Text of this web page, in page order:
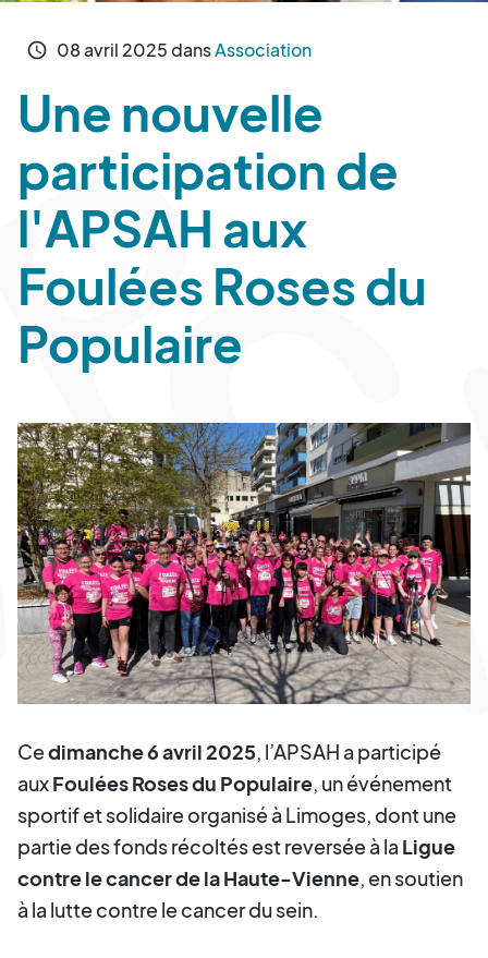
schedule 08avril 2025dansAssociation
Une nouvelle
participation de
l'APSAH aux
Foulées Roses du
Populaire
Cedimanche 6 avril 2025, l’APSAH a participé
auxFoulées Roses du Populaire, un événement
sportif et solidaire organisé à Limoges, dont une
partie des fonds récoltés est reversée à la Ligue
contre le cancer de la Haute-Vienne, en soutien
à la lutte contre le cancer du sein.